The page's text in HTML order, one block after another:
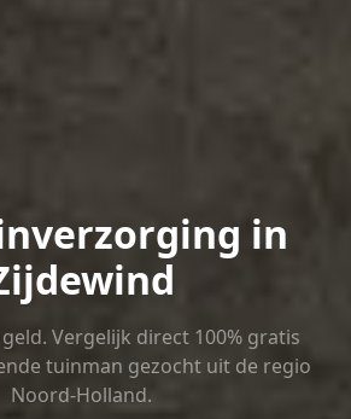
in
Vergelijk direct 100% gratis
tuinman gezocht uit de regio
Noord-Holland.